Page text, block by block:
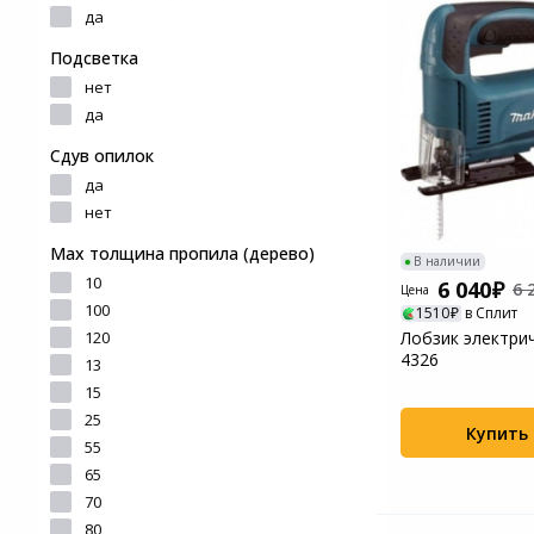
да
Подсветка
нет
да
Сдув опилок
да
нет
Мах толщина пропила (дерево)
10
100
120
13
15
25
55
65
70
80
В наличии
Цена
6 040 6
1510 в Сплит
Лобзик
4326
Купить
Игровые аксессуары
Программное
устройства для
фотоаппаратов
Цифровые фоторамки
Устройства
и ремонта
Наручные часы
Товары для дачи и сада
Музыкальные
инструменты
Канцтовары
Аксессуары
Системы безопасности
Торговое оборудование
Умный дом